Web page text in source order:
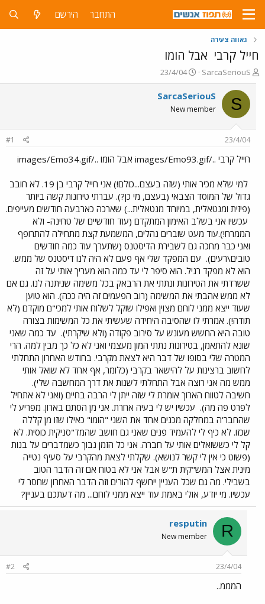
התחבר הירשם
גאווה צעירה
חייל קרבי אבל הומו
פ
ו
ת
ח
ה
ש
א
SarcaSeriouS
פ
ו
ר
ם
ר
23/4/04
S
SarcaSeriouS
New member
23/4/04
#1
חייל קרבי ../images/Emo93.gif אבל הומו ../images/Emo34.gif
למי שלא מכיר אותי (שזה בעצם...כולם!) אני חייל קרבי בן 19. לא חובב
גדול של המוסד הצבאי (בעצם, מי כן?). עברתי טירונות קשה ביותר
(פיזית ומנטאלית, במיוחד מנטאלית...) שארכה כארבעה חודשים מעייפים.
עכשיו אני בשלב האימון המתקדם (עוד חודשיים של טחינה- ולא
הממרח!).עוד מעט שוברים נהלים, המשמעת קצת מתחילה להתרופף
ואני כבר מחכה גם לשבירת הדיסטנס (שתערך עוד כמה חודשים
טובים\רעים). עם המפקד שלי אף פעם לא היה לנו דיסטנס של ממש.
הוא לא מפקד רגיל. הוא סיפר לי עד כמה הוא מעריך אותי על זה
ששרדתי את הטירונות ונתתי את הרבאק בכל משימה שניתנה לנו. גם אם
לא ממש אהבתי את המשימה (רוב הפעמים זה היה ככה). הוא טוען
שעוד ייצא ממני לוחם מצוין ואפילו שוקל לשלוח אותי למכי"ם מוקדם (לא
תודה!). אמרתי לו שהסיבה היחידה שעשיתי את כל המשימות בצורה
טובה היא החשש מעונש על סירוב פקודה (ולא שיקרתי). עד כמה שאני
שונא להתאמן, בטירונות נתתי המון מעצמי ואני לא כל כך מבין למה. הרי
המטרה שלי בסופו של דבר היא לצאת מקרבי. בחודש האחרון התחלתי
לחשוב ברצינות על להישאר בקרבי (כלומר, אף אחד לא שואל אותי
ממש מה אני רוצה אבל התחלתי לשנות את דרך המחשבה שלי).
חשיבה לטווח הארוך אומרת לי שזה ייתן לי הרבה בחיים (ואני לא אתחיל
לפרט פה מה). עכשיו יש לי בעיה אחרת. אני מן הסתם בארון. מפריע לי
שהחבר'ה במחלקה מכנים אחד את השני "הומו" כאילו שזו מן קללה
שכזו. לא כיף לי להעמיד פנים שאני גם חושב שהמד"סניקית כוסית. לא
קל לי כששואלים אותי על חברה. אני כל הזמן נבוך כשמדברים על בנות
(פשוט כי אין לי קשר לנושא). שקלתי לצאת מהקרבי על סעיף נטייה
מינית אצל המש"קית ת"ש אבל אני לא בטוח אם זה הדבר הטוב
בשבילי. מה גם שכל העניין ייחשף להורים וזה הדבר האחרון שחסר לי
עכשיו. מי יודע, אולי באמת עוד ייצא ממני לוחם... מה דעתכם בעניין?
R
resputin
New member
23/4/04
#2
המממ..